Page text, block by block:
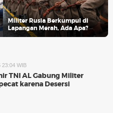
Militer Rusia Berkumpul di
Lapangan Merah, Ada Apa?
23:04 WIB
TNI AL Gabung Militer
karena Desersi